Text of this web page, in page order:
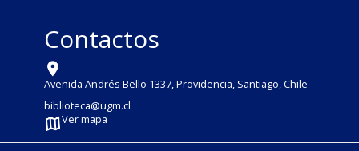
Contactos
Avenida Andrés Bello 1337, Providencia, Santiago, Chile
biblioteca@ugm.cl
Ver mapa